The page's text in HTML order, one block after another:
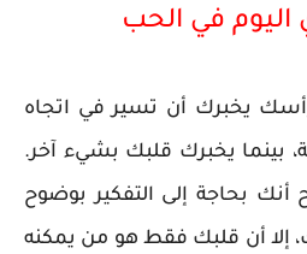
اليوم في الحب
يخبرك أن تسير في اتجاه
بينما يخبرك قلبك بشيء آخر.
بحاجة إلى التفكير بوضوح
إلا أن قلبك فقط هو من يمكنه